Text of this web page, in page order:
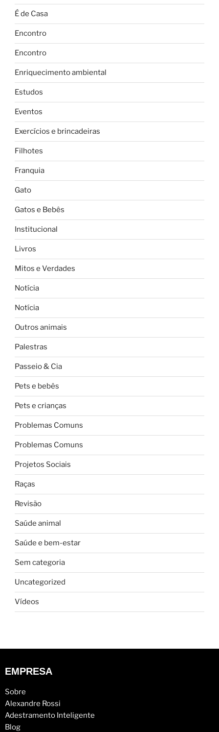
É de Casa
Encontro
Encontro
Enriquecimento ambiental
Estudos
Eventos
Exercícios e brincadeiras
Filhotes
Franquia
Gato
Gatos e Bebês
Institucional
Livros
Mitos e Verdades
Notícia
Notícia
Outros animais
Palestras
Passeio & Cia
Pets e bebês
Pets e crianças
Problemas Comuns
Problemas Comuns
Projetos Sociais
Raças
Revisão
Saúde animal
Saúde e bem-estar
Sem categoria
Uncategorized
Vídeos
EMPRESA
Sobre
Alexandre Rossi
Adestramento Inteligente
Blog